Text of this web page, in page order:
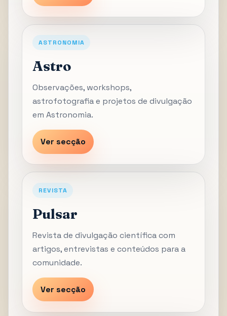
ASTRONOMIA
Astro
Observações, workshops,
astrofotografia e projetos de divulgação
em Astronomia.
Ver secção
REVISTA
Pulsar
Revista de divulgação científica com
artigos, entrevistas e conteúdos para a
comunidade.
Ver secção